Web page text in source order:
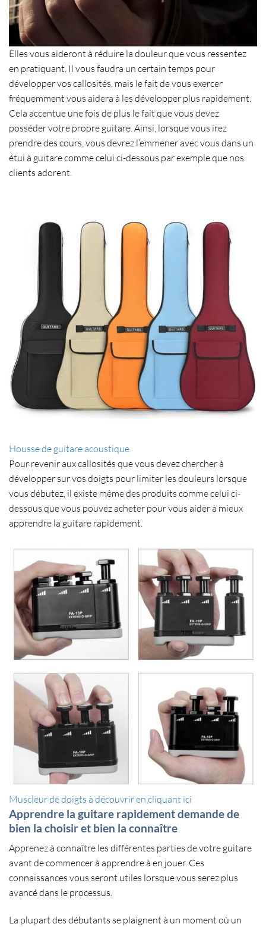
Elles vous aideront à réduire la douleur que vous ressentez
en pratiquant. Il vous faudra un certain temps pour
développer vos callosités, mais le fait de vous exercer
fréquemment vous aidera à les développer plus rapidement.
Cela accentue une fois de plus le fait que vous devez
posséder votre propre guitare. Ainsi, lorsque vous irez
prendre des cours, vous devrez l’emmener avec vous dans un
étui à guitarecomme celui ci-dessous par exemple que nos
clients adorent.
Housse de guitare acoustique
Pour revenir aux callosités que vous devez chercher à
développer sur vos doigts pour limiter les douleurs lorsque
vous débutez, il existe même des produits comme celui ci-
dessous que vous pouvez acheter pour vous aider à mieux
apprendre la guitare rapidement.
Muscleur de doigts à découvrir en cliquant ici
Apprendre la guitare rapidement demande de
bien la choisir et bien la connaître
Apprenez à connaître les différentes parties de votre guitare
avant de commencer à apprendre à en jouer. Ces
connaissances vous seront utiles lorsque vous serez plus
avancé dans le processus.
La plupart des débutants se plaignent à un moment où un